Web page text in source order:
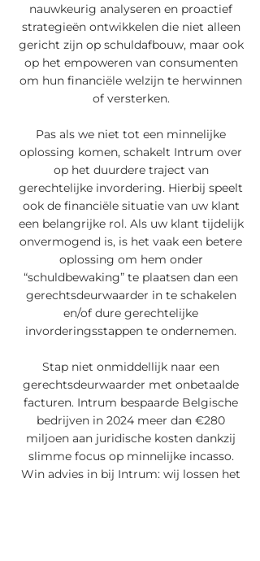
nauwkeurig analyseren en proactief
strategieën ontwikkelen die niet alleen
gericht zijn op schuldafbouw, maar ook
op het empoweren van consumenten
om hun financiële welzijn te herwinnen
of versterken.
Pas als we niet tot een minnelijke
oplossing komen, schakelt Intrum over
op het duurdere traject van
gerechtelijke invordering. Hierbij speelt
ook de financiële situatie van uw klant
een belangrijke rol. Als uw klant tijdelijk
onvermogend is, is het vaak een betere
oplossing om hem onder
“schuldbewaking” te plaatsen dan een
gerechtsdeurwaarder in te schakelen
en/of dure gerechtelijke
invorderingsstappen te ondernemen.
​Stap niet onmiddellijk naar een
gerechtsdeurwaarder met onbetaalde
facturen. Intrum bespaarde Belgische
bedrijven in 2024 meer dan €280
miljoen aan juridische kosten dankzij
slimme focus op minnelijke incasso.
Win advies in bij Intrum: wij lossen het